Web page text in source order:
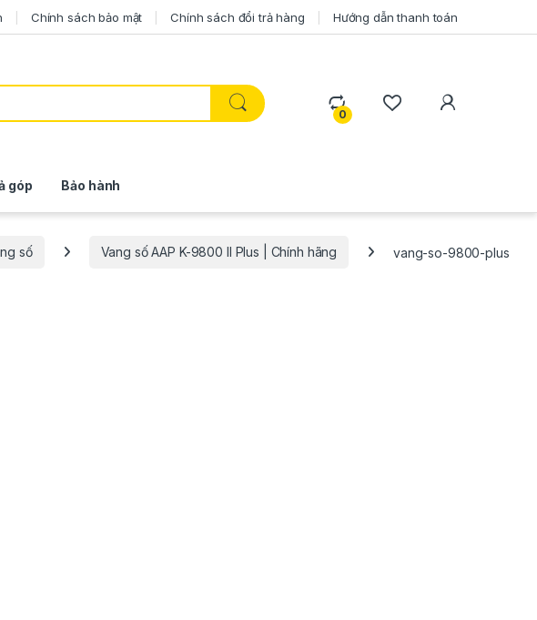
Chính sách bảo mật Chính sách đổi trả hàng Hướng dẫn thanh toán
0
góp Bảo hành
số Vang số AAP K-9800 II Plus | Chính hãng vang-so-9800-plus